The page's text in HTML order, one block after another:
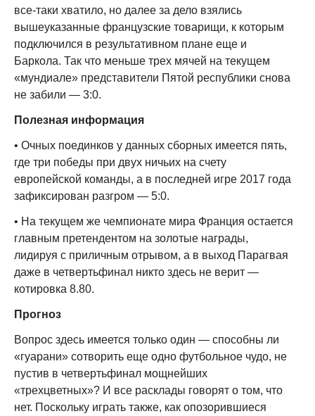
все-таки хватило, но далее за дело взялись
вышеуказанные французские товарищи, к которым
подключился в результативном плане еще и
Баркола. Так что меньше трех мячей на текущем
«мундиале» представители Пятой республики снова
не забили — 3:0.
Полезная информация
• Очных поединков у данных сборных имеется пять,
где три победы при двух ничьих на счету
европейской команды, а в последней игре 2017 года
зафиксирован разгром — 5:0.
• На текущем же чемпионате мира Франция остается
главным претендентом на золотые награды,
лидируя с приличным отрывом, а в выход Парагвая
даже в четвертьфинал никто здесь не верит —
котировка 8.80.
Прогноз
Вопрос здесь имеется только один — способны ли
«гуарани» сотворить еще одно футбольное чудо, не
пустив в четвертьфинал мощнейших
«трехцветных»? И все расклады говорят о том, что
нет. Поскольку играть также, как опозорившиеся